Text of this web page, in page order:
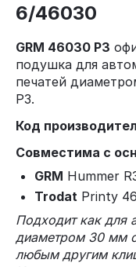
6/46030
GRM 46030 P3
подушка для
печатей
P3.
Код
Совместима с
GRM Hummer
Trodat Printy
Подходит как для
диаметром 30 мм
любым другим